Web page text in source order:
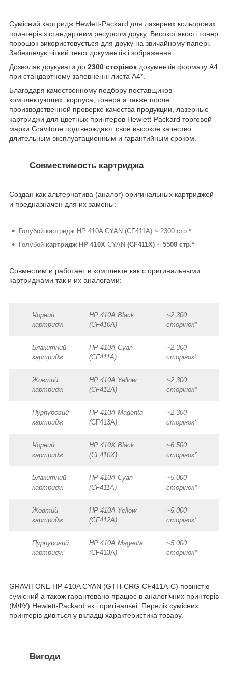
Сумісний картридж Hewlett-Packard для лазерних кольорових
принтерів з стандартним ресурсом друку. Високої якості тонер
порошок використовується для друку на звичайному папері.
Забезпечує чіткий текст документів і зображення.
Дозволяє друкувати до 2300 сторінок документів формату А4
при стандартному заповненні листа А4*.
Благодаря качественному подбору поставщиков
комплектующих, корпуса, тонера а также после
производственной проверке качества продукции, лазерные
картриджи для цветных принтеров Hewlett-Packard торговой
марки Gravitone подтверждают своё высокое качество
длительным эксплуатационным и гарантийным сроком.
Совместимость картриджа
Создан как альтернатива (аналог) оригинальных картриджей
и предназначен для их замены:
Голубой картридж HP 410A CYAN (CF411A) ~ 2300 стр.*
Голубой картридж HP 410X CYAN (CF411X) ~ 5500 стр.*
Совместим и работает в комплекте как с оригинальными
картриджами так и их аналогами:
Чорний
картридж
HP 410A Black
(CF410A)
~2.300
сторінок*
Блакитний
картридж
HP 410A Cyan
(CF411A)
~2.300
сторінок*
Жовтий
картридж
HP 410A Yellow
(CF412A)
~2.300
сторінок*
Пурпуровий
картридж
HP 410A Magenta
(CF413A)
~2.300
сторінок*
Чорний
картридж
HP 410X Black
(CF410X)
~6.500
сторінок*
Блакитний
картридж
HP 410A Cyan
(CF411A)
~5.000
сторінок*
Жовтий
картридж
HP 410A Yellow
(CF412A)
~5.000
сторінок*
Пурпуровий
картридж
HP 410A Magenta
(CF413A)
~5.000
сторінок*
GRAVITONE HP 410A CYAN (GTH-CRG-CF411A-C) повністю
сумісний а також гарантовано працює в аналогічних принтерів
(МФУ) Hewlett-Packard як і оригінальні. Перелік сумісних
принтерів дивіться у вкладці характеристика товару.
Вигоди